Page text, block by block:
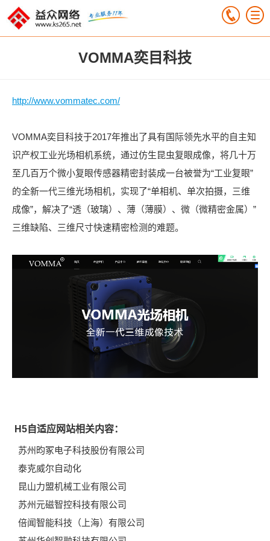
VOMMA奕目科技
http://www.vommatec.com/
VOMMA奕目科技于2017年推出了具有国际领先水平的自主知
识产权工业光场相机系统，通过仿生昆虫复眼成像，将几十万
至几百万个微小复眼传感器精密封装成一台被誉为“工业复眼”
的全新一代三维光场相机，实现了“单相机、单次拍摄，三维
成像”，解决了“透（玻璃）、薄（薄膜）、微（微精密金属）”
三维缺陷、三维尺寸快速精密检测的难题。
H5自适应网站相关内容：
苏州昀冢电子科技股份有限公司
泰克威尔自动化
昆山力盟机械工业有限公司
苏州元磁智控科技有限公司
倍闻智能科技（上海）有限公司